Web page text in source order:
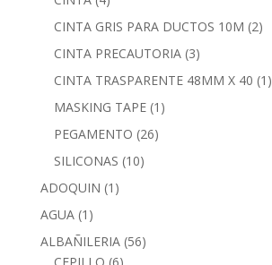
CINTA GRIS PARA DUCTOS 10M (2)
CINTA PRECAUTORIA (3)
CINTA TRASPARENTE 48MM X 40 (1)
MASKING TAPE (1)
PEGAMENTO (26)
SILICONAS (10)
ADOQUIN (1)
AGUA (1)
ALBAÑILERIA (56)
CEPILLO (6)